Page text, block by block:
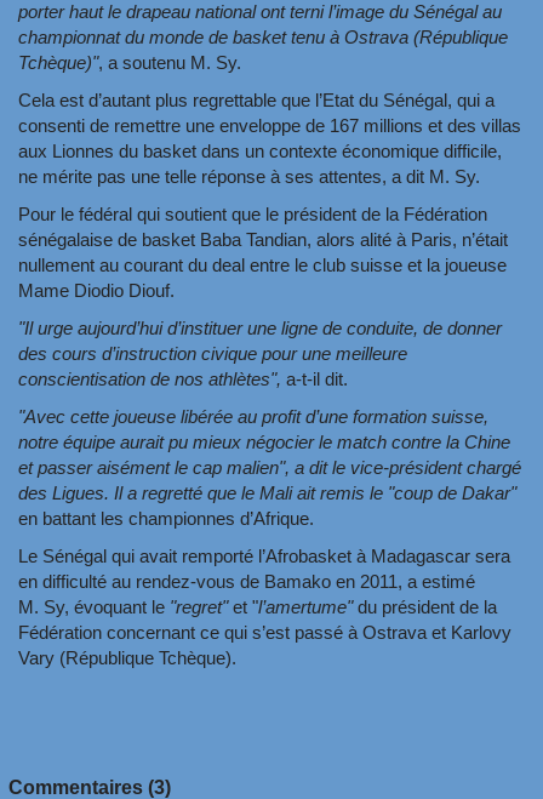
porter haut le drapeau national ont terni l’image du Sénégal au
championnat du monde de basket tenu à Ostrava (République
Tchèque)", a soutenu M. Sy.
Cela est d’autant plus regrettable que l’Etat du Sénégal, qui a
consenti de remettre une enveloppe de 167 millions et des villas
aux Lionnes du basket dans un contexte économique difficile,
ne mérite pas une telle réponse à ses attentes, a dit M. Sy.
Pour le fédéral qui soutient que le président de la Fédération
sénégalaise de basket Baba Tandian, alors alité à Paris, n’était
nullement au courant du deal entre le club suisse et la joueuse
Mame Diodio Diouf.
"Il urge aujourd’hui d’instituer une ligne de conduite, de donner
des cours d’instruction civique pour une meilleure
conscientisation de nos athlètes", a-t-il dit.
"Avec cette joueuse libérée au profit d’une formation suisse,
notre équipe aurait pu mieux négocier le match contre la Chine
et passer aisément le cap malien", a dit le vice-président chargé
des Ligues. Il a regretté que le Mali ait remis le "coup de Dakar"
en battant les championnes d’Afrique.
Le Sénégal qui avait remporté l’Afrobasket à Madagascar sera
en difficulté au rendez-vous de Bamako en 2011, a estimé
M. Sy, évoquant le "regret"et "l’amertume"du président de la
Fédération concernant ce qui s’est passé à Ostrava et Karlovy
Vary (République Tchèque).
Commentaires (3)